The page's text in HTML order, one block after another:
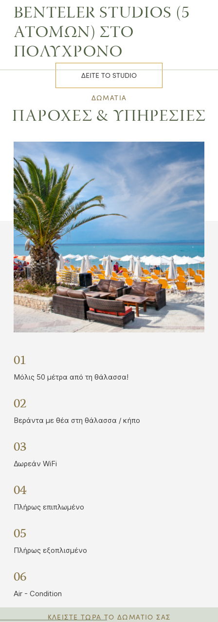
BENTELER STUDIOS (5
ΑΤΟΜΩΝ) ΣΤΟ
ΠΟΛΥΧΡΟΝΟ
ΔΕΙΤE ΤΟ STUDIO
ΔΩΜΑΤΙΑ
ΠΑΡΟΧΕΣ & ΥΠΗΡΕΣΙΕΣ
01
Μόλις 50 μέτρα από τη θάλασσα!
02
Βεράντα με θέα στη θάλασσα / κήπο
03
Δωρεάν WiFi
04
Πλήρως επιπλωμένο
05
Πλήρως εξοπλισμένο
06
Air - Condition
ΚΛΕΙΣΤΕ ΤΩΡΑ ΤΟ ΔΩΜΑΤΙΟ ΣΑΣ